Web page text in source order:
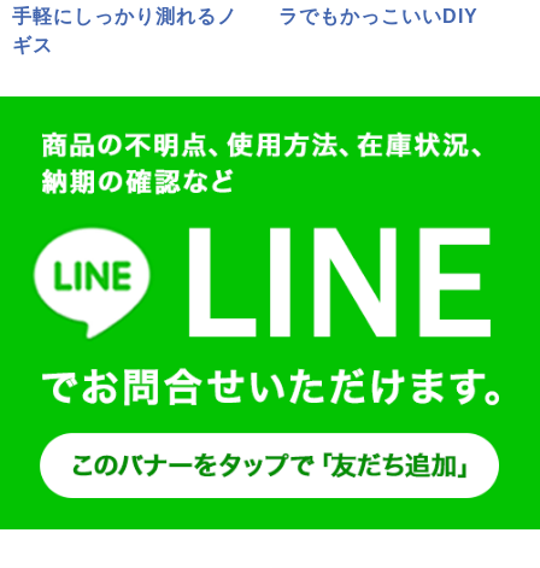
手軽にしっかり測れるノ
ギス
ラでもかっこいいDIY